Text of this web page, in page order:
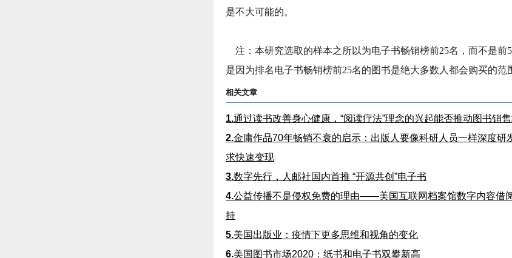
是不大可能的。
注：本研究选取的样本之所以为电子书畅销榜前25名，而不是前5
是因为排名电子书畅销榜前25名的图书是绝大多数人都会购买的范
相关文章
1.通过读书改善身心健康，“阅读疗法”理念的兴起能否推动图书销售
2.金庸作品70年畅销不衰的启示：出版人要像科研人员一样深度研
求快速变现
3.数字先行，人邮社国内首推 “开源共创”电子书
4.公益传播不是侵权免费的理由——美国互联网档案馆数字内容借
持
5.美国出版业：疫情下更多思维和视角的变化
6.美国图书市场2020：纸书和电子书双攀新高